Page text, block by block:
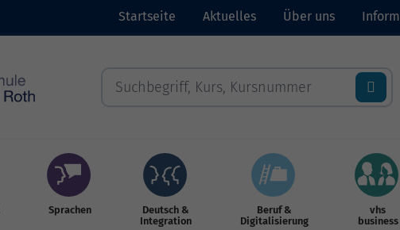
Startseite Aktuelles Über uns
Sprachen
Deutsch &
Integration
Beruf &
Digitalisierung
vhs
business